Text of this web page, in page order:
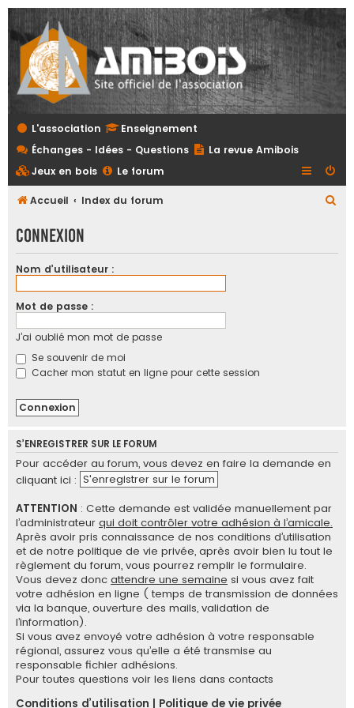
L'association
Enseignement
Échanges - Idées - Questions
La revue Amibois
Jeux en bois
Le forum
Accueil Index du forum
Connexion
Nom d’utilisateur :
Mot de passe :
J’ai oublié mon mot de passe
Se souvenir de moi
Cacher mon statut en ligne pour cette session
S’ENREGISTRER SUR LE FORUM
Pour accéder au forum, vous devez en faire la demande en
cliquant ici : S'enregistrer sur le forum
ATTENTION : Cette demande est validée manuellement par
l’administrateur qui doit contrôler votre adhésion à l’amicale.
Après avoir pris connaissance de nos conditions d’utilisation
et de notre politique de vie privée, après avoir bien lu tout le
règlement du forum, vous pourrez remplir le formulaire.
Vous devez donc attendre une semaine si vous avez fait
votre adhésion en ligne ( temps de transmission de données
via la banque, ouverture des mails, validation de
l’information).
Si vous avez envoyé votre adhésion à votre responsable
régional, assurez vous qu’elle a été transmise au
responsable fichier adhésions.
Pour toutes questions voir les liens dans contacts
Conditions d’utilisation
Politique de vie privée